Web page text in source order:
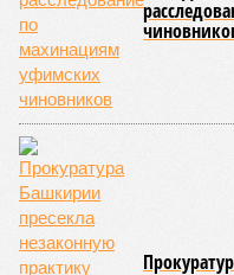
признать, что
объекте исполнены в
компания просит
В качестве третьих лиц
санкт-петербургское АО
Башкирии и
разбирательство
обязательства по
реализации